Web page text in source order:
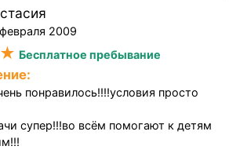
2009
Бесплатное пребывание
понравилось!!!!условия просто
супер!!!во всём помогают к детям